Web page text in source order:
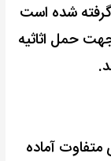
شده است
حمل اثاثیه
آماده